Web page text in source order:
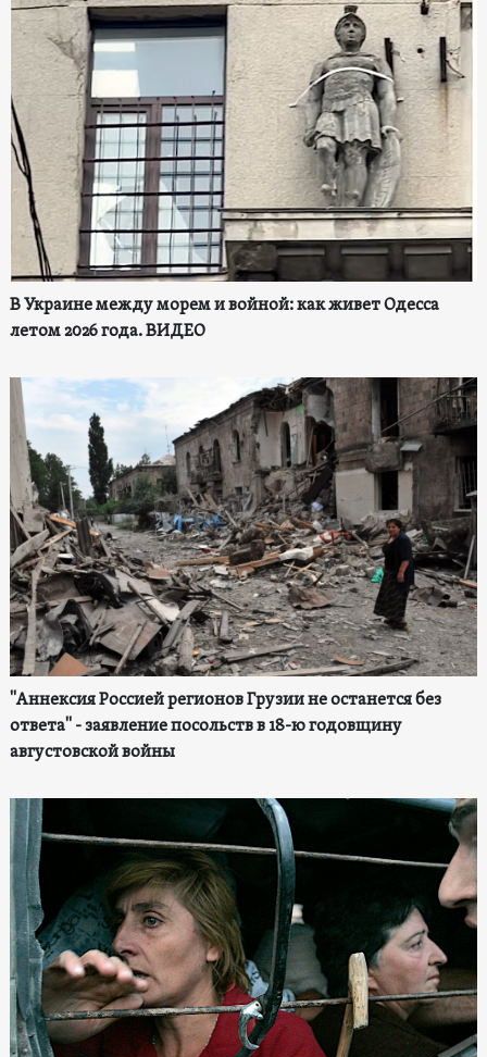
В Украине между морем и войной: как живет Одесса
летом 2026 года. ВИДЕО
"Аннексия Россией регионов Грузии не останется без
ответа" - заявление посольств в 18-ю годовщину
августовской войны